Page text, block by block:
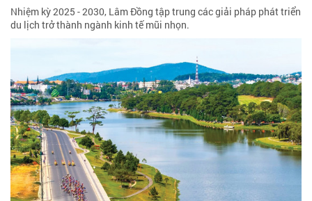
Nhiệm kỳ 2025 - 2030, Lâm Đồng tập trung các giải pháp phát triển
du lịch trở thành ngành kinh tế mũi nhọn.